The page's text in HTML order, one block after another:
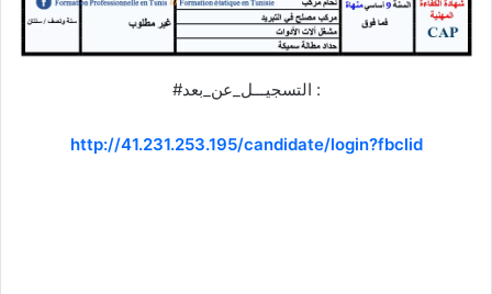
#التسجيـــل_عن_بعد :
http://41.231.253.195/candidate/login?fbclid